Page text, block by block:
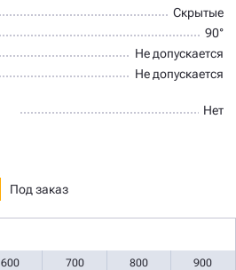
Скрытые
90°
Не допускается
Не допускается
Нет
Под заказ
600 700 800 900